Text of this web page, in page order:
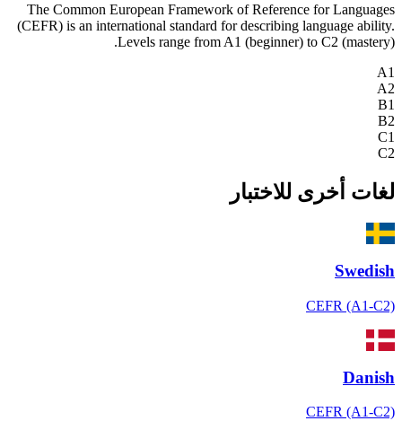
The Common European Framework of Reference for Languages
(CEFR) is an international standard for describing language ability.
Levels range from A1 (beginner) to C2 (mastery).
A1
A2
B1
B2
C1
C2
لغات أخرى للاختبار
Swedish
CEFR (A1-C2)
Danish
CEFR (A1-C2)